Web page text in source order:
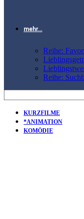
mehr…
Reihe:
Reihe:
KURZFILME
*ANIMATION
KOMÖDIE